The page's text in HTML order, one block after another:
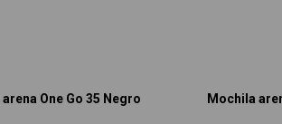
One Go 35 Negro Mochila